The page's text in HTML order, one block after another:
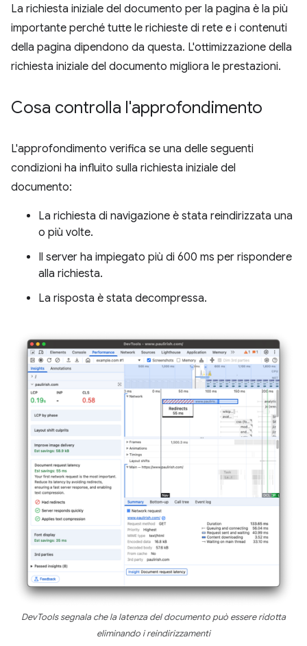
La richiesta iniziale del documento per la pagina è la più
importante perché tutte le richieste di rete e i contenuti
della pagina dipendono da questa. L'ottimizzazione della
richiesta iniziale del documento migliora le prestazioni.
Cosa controlla l'approfondimento
L'approfondimento verifica se una delle seguenti
condizioni ha influito sulla richiesta iniziale del
documento:
La richiesta di navigazione è stata reindirizzata una
o più volte.
Il server ha impiegato più di 600 ms per rispondere
alla richiesta.
La risposta è stata decompressa.
DevTools segnala che la latenza del documento può essere ridotta
eliminando i reindirizzamenti